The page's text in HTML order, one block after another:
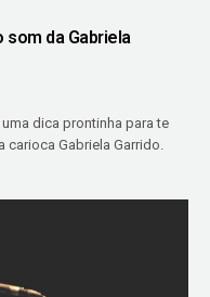
da Gabriela
dica prontinha para te
carioca Gabriela Garrido.